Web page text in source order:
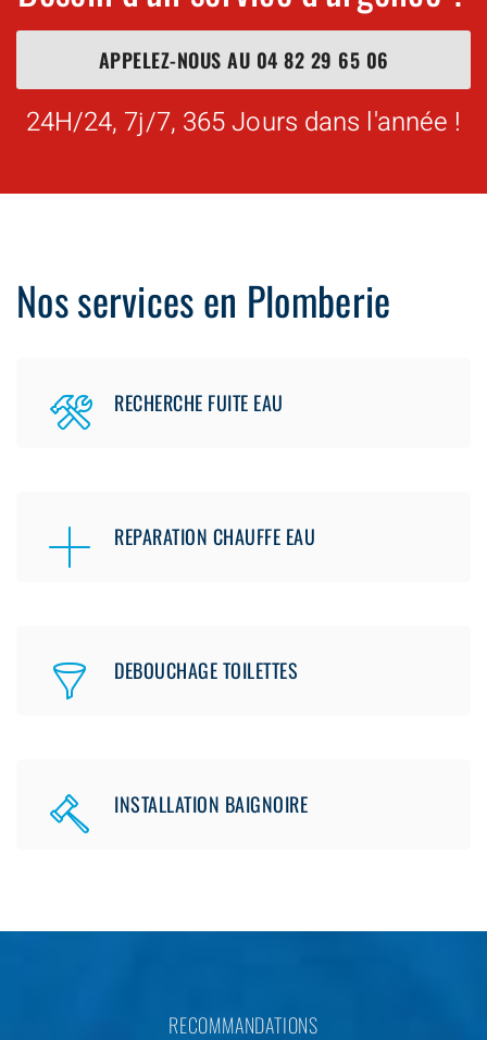
APPELEZ-NOUS AU 04 82 29 65 06
24H/24, 7j/7, 365 Jours dans l'année !
Nos services en Plomberie
RECHERCHE FUITE EAU
REPARATION CHAUFFE EAU
DEBOUCHAGE TOILETTES
INSTALLATION BAIGNOIRE
RECOMMANDATIONS